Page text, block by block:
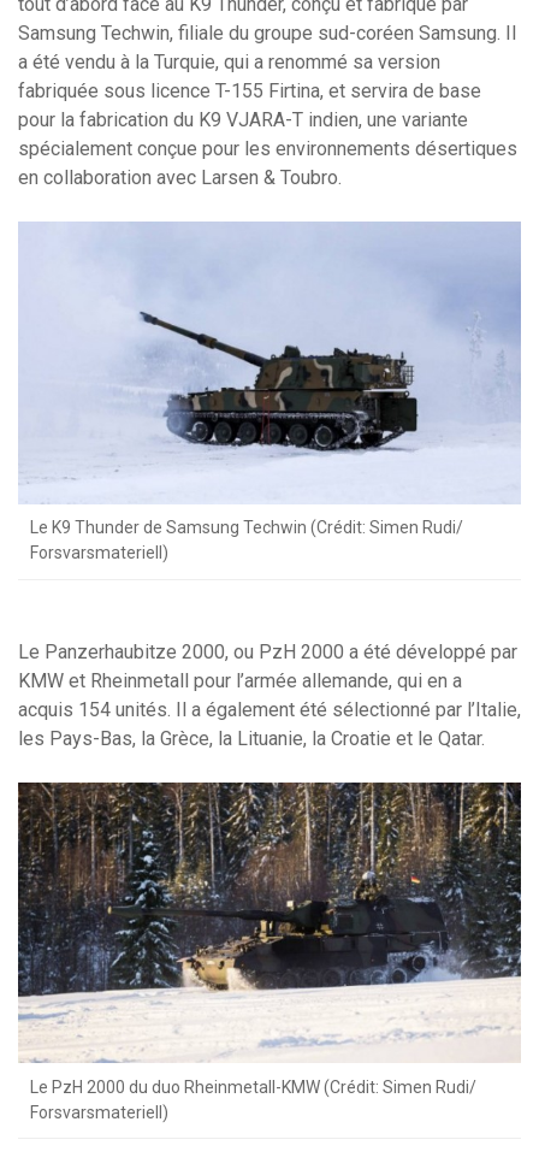
Samsung Techwin, filiale du groupe sud-coréen Samsung. Il
a été vendu à la Turquie, qui a renommé sa version
fabriquée sous licence T-155 Firtina, et servira de base
pour la fabrication du K9 VJARA-T indien, une variante
spécialement conçue pour les environnements désertiques
en collaboration avec Larsen & Toubro.
Le K9 Thunder de Samsung Techwin (Crédit: Simen Rudi/
Forsvarsmateriell)
Le Panzerhaubitze 2000, ou PzH 2000 a été développé par
KMW et Rheinmetall pour l’armée allemande, qui en a
acquis 154 unités. Il a également été sélectionné par l’Italie,
les Pays-Bas, la Grèce, la Lituanie, la Croatie et le Qatar.
Le PzH 2000 du duo Rheinmetall-KMW (Crédit: Simen Rudi/
Forsvarsmateriell)